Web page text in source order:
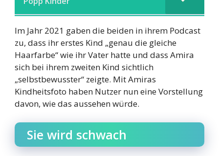
Im Jahr 2021 gaben die beiden in ihrem Podcast
zu, dass ihr erstes Kind „genau die gleiche
Haarfarbe“ wie ihr Vater hatte und dass Amira
sich bei ihrem zweiten Kind sichtlich
„selbstbewusster“ zeigte. Mit Amiras
Kindheitsfoto haben Nutzer nun eine Vorstellung
davon, wie das aussehen würde.
Sie wird schwach